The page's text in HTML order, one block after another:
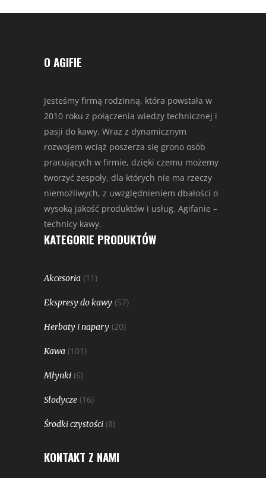
O AGIFIE
Jesteśmy firmą rodzinną, która powstała w
2010 roku z połączenia wiedzy technicznej i
pasji do kawy. Wraz z dynamicznym
rozwojem wciąż poszerza się grono osób
pracujących w firmie, dzięki czemu możemy
tworzyć zespoły, dla których nie ma rzeczy
niemożliwych, z uwzględnieniem dbałości o
wysoką jakość produktów i usług. Agifanie –
technicy kawy.
KATEGORIE PRODUKTÓW
Akcesoria (11)
Ekspresy do kawy (57)
Herbaty i napary (20)
Kawa (101)
Młynki (6)
Słodycze (16)
Środki czystości (8)
KONTAKT Z NAMI